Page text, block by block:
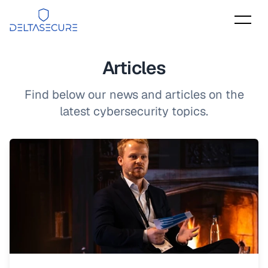
DeltaSecure
Articles
Find below our news and articles on the
latest cybersecurity topics.